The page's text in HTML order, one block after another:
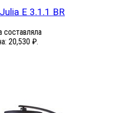
E 3.1.1 BR
составляла
20,530 ₽.